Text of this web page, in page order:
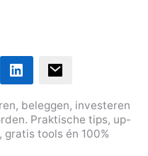
beleggen, investeren
Praktische tips, up-
tools én 100%